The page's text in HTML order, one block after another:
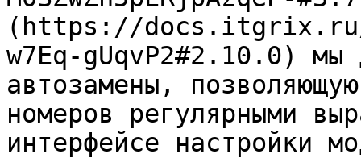
(https://docs.itgrix.ru/
w7Eq-gUqvP2#2.10.0) мы
автозамены,
номеров регулярными
интерфейсе настройки